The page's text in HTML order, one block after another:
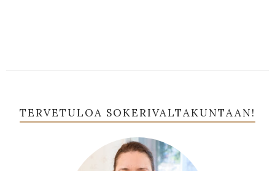
TERVETULOA SOKERIVALTAKUNTAAN!